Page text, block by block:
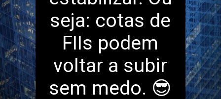
seja: cotas de
FIIs podem
voltar a subir
sem medo. 😎